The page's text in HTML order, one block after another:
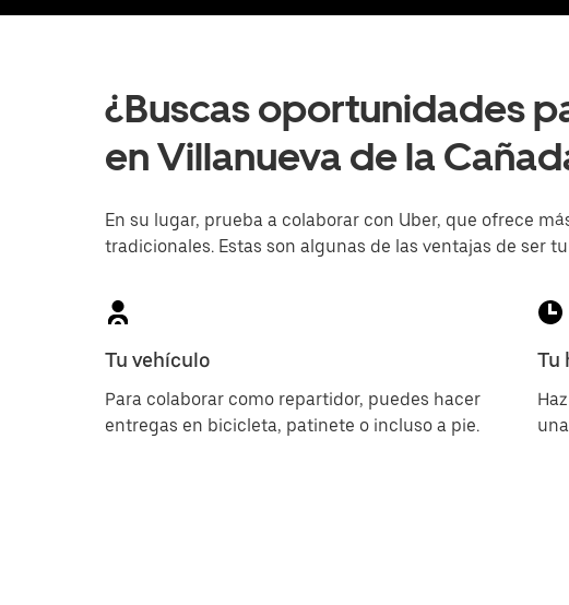
¿Buscas oportunidades
en Villanueva de la
En su lugar, prueba a colaborar con Uber, que ofrece
tradicionales. Estas son algunas de las ventajas de ser
Tu vehículo
Para colaborar como repartidor, puedes hacer
entregas en bicicleta, patinete o incluso a pie.
Tu